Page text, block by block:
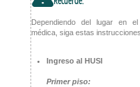
Dependiendo del lugar en
médica, siga estas
Ingreso al HUSI
Primer piso: